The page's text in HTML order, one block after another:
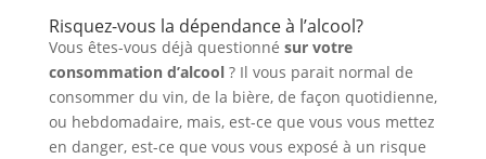
Risquez-vous la dépendance à l’alcool?
Vous êtes-vous déjà questionné sur votre
consommation d’alcool ? Il vous parait normal de
consommer du vin, de la bière, de façon quotidienne,
ou hebdomadaire, mais, est-ce que vous vous mettez
en danger, est-ce que vous vous exposé à un risque